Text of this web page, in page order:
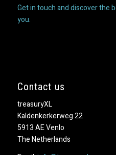
Get in touch and discover the
you.
Contact us
treasuryXL
Kaldenkerkerweg 22
5913 AE Venlo
The Netherlands